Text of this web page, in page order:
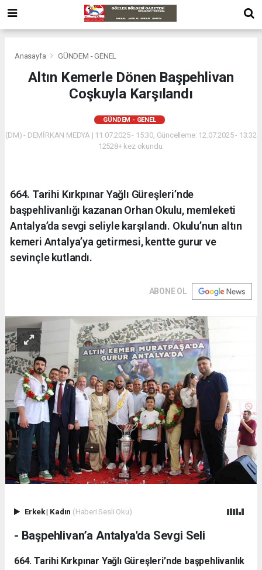
Anasayfa GÜNDEM - GENEL
Altın Kemerle Dönen Başpehlivan
Coşkuyla Karşılandı
GÜNDEM - GENEL
(DM) - DEMİRKAN MEDYA | 11.07.2025 - 15:30, Güncelleme: 12.07.2025 - 13:32
12528+ kez okundu.
664. Tarihi Kırkpınar Yağlı Güreşleri’nde
başpehlivanlığı kazanan Orhan Okulu, memleketi
Antalya’da sevgi seliyle karşılandı. Okulu’nun altın
kemeri Antalya’ya getirmesi, kentte gurur ve
sevinçle kutlandı.
ABONE OL
Erkek| Kadın (Haberi Sesli Oku)
- Başpehlivan’a Antalya'da Sevgi Seli
664. Tarihi Kırkpınar Yağlı Güreşleri’nde başpehlivanlık